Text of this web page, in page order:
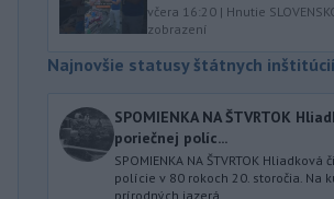
včera 16:20 | Hnutie
zobrazení
Najnovšie statusy štátnych inštitúcií
SPOMIENKA NA ŠTVRTOK
poriečnej políc...
SPOMIENKA NA ŠTVRTOK
polície v 80 rokoch 20. storočia. Na
prírodných jazerá...